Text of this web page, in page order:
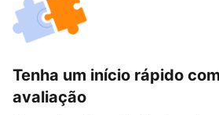
Tenha um início rápido
avaliação